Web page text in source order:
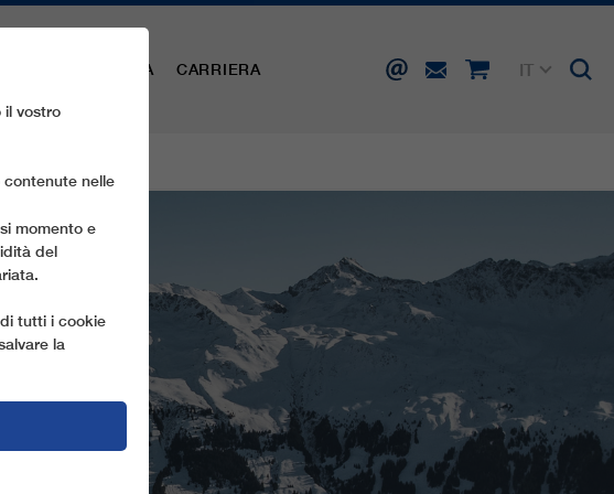
STAMPA CARRIERA
IT
il vostro
contenute nelle
momento e
del
tutti i cookie
la